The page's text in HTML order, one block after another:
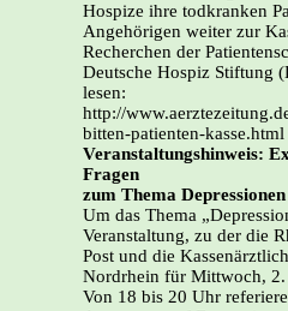
Hospize ihre todkranken
Angehörigen weiter zur
Recherchen der
Deutsche Hospiz Stiftung
lesen:
http://
bitten-patienten-kasse.html
Veranstaltungshinweis:
Fragen
zum Thema Depressionen
Um das Thema
Veranstaltung, zu der die
Post und die
Nordrhein für Mittwoch, 2.
Von 18 bis 20 Uhr